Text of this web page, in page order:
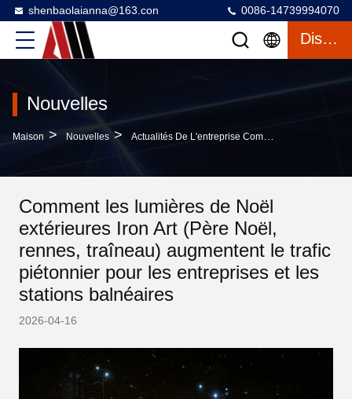
shenbaolaianna@163.con 0086-14739994070
Discuter
Nouvelles
Maison > Nouvelles > Actualités De L'entreprise Comment Les Lumières De Noël Extérieures Iron Art (Père Noël, Rennes, Traîneau) Augmentent Le Trafic Piétonnier Pour Les Entreprises Et Les Stations Balnéaires
Comment les lumières de Noël
extérieures Iron Art (Père Noël,
rennes, traîneau) augmentent le trafic
piétonnier pour les entreprises et les
stations balnéaires
2026-04-16